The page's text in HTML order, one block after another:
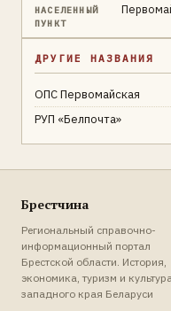
НАСЕЛЕННЫЙ
ПУНКТ
ДРУГИЕ НАЗВАНИЯ
ОПС Первомайская
РУП «Белпочта»
Брестчина
Региональный справочно-
информационный портал
Брестской области. История,
экономика, туризм и культура
западного края Беларуси